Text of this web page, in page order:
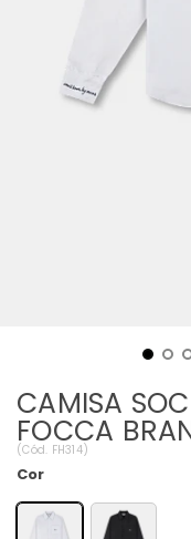
CAMISA
FOCCA
(Cód. FH314)
Cor